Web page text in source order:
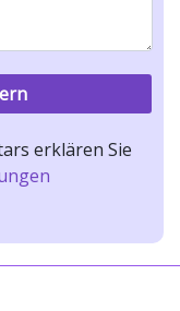
erklären Sie